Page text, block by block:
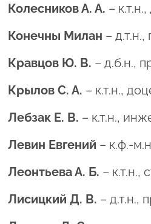
Колесников А. А. –
Конечны Милан –
Кравцов Ю. В. – д.б.н.,
Крылов С. А. – к.т.н.,
Лебзак Е. В. – к.т.н.,
Левин Евгений – к.ф.-
Леонтьева А. Б. – к.т.н.,
Лисицкий Д. В. – д.т.н.,